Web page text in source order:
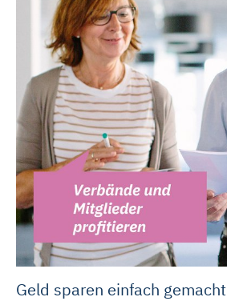
Geld sparen einfach gemacht